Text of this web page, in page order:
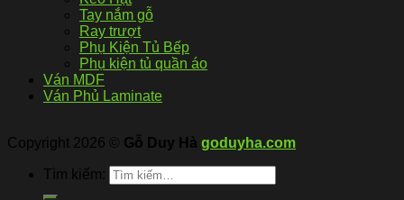
Tay nắm gỗ
Ray trượt
Phụ Kiện Tủ Bếp
Phụ kiện tủ quần áo
Ván MDF
Ván Phủ Laminate
Copyright 2026 © Gỗ Duy Hà goduyha.com
Tìm kiếm: